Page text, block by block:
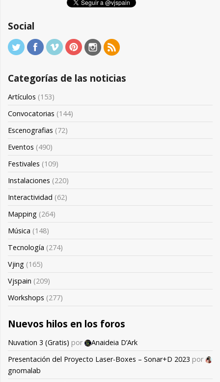
Social
Categorías de las noticias
Artículos (153)
Convocatorias (144)
Escenografias (72)
Eventos (490)
Festivales (109)
Instalaciones (220)
Interactividad (62)
Mapping (264)
Música (148)
Tecnología (274)
Vjing (165)
Vjspain (209)
Workshops (277)
Nuevos hilos en los foros
Nuvation 3 (Gratis) por
Anaideia D’Ark
Presentación del Proyecto Laser-Boxes – Sonar+D 2023 por
gnomalab